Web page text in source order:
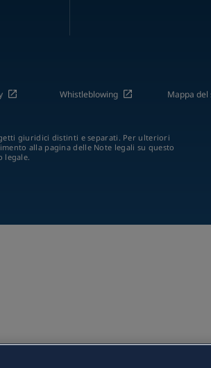
Whistleblowing Mappa del
giuridici distinti e separati. Per ulteriori
alla pagina delle Note legali su questo
legale.